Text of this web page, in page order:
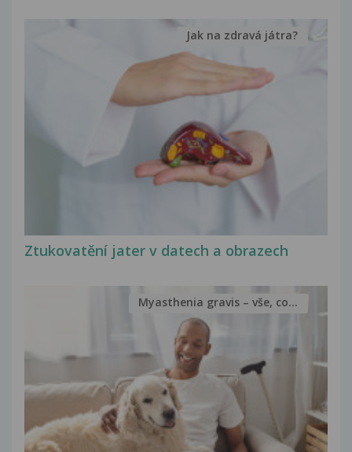
Ztukovatění jater v datech a obrazech
Jak na zdravá játra?
Myasthenia gravis – vše, co...